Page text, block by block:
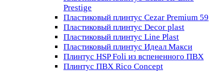
Prestige
Пластиковый плинтус Cezar Premium 59
Пластиковый плинтус Decor plast
Пластиковый плинтус Line Plast
Пластиковый плинтус Идеал Макси
Плинтус HSP Foli из вспененного ПВХ
Плинтус ПВХ Rico Concept